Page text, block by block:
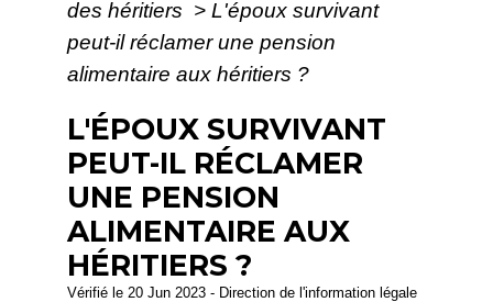
des héritiers > L'époux survivant
peut-il réclamer une pension
alimentaire aux héritiers ?
L'ÉPOUX SURVIVANT
PEUT-IL RÉCLAMER
UNE PENSION
ALIMENTAIRE AUX
HÉRITIERS ?
Vérifié le 20 Jun 2023 - Direction de l'information légale